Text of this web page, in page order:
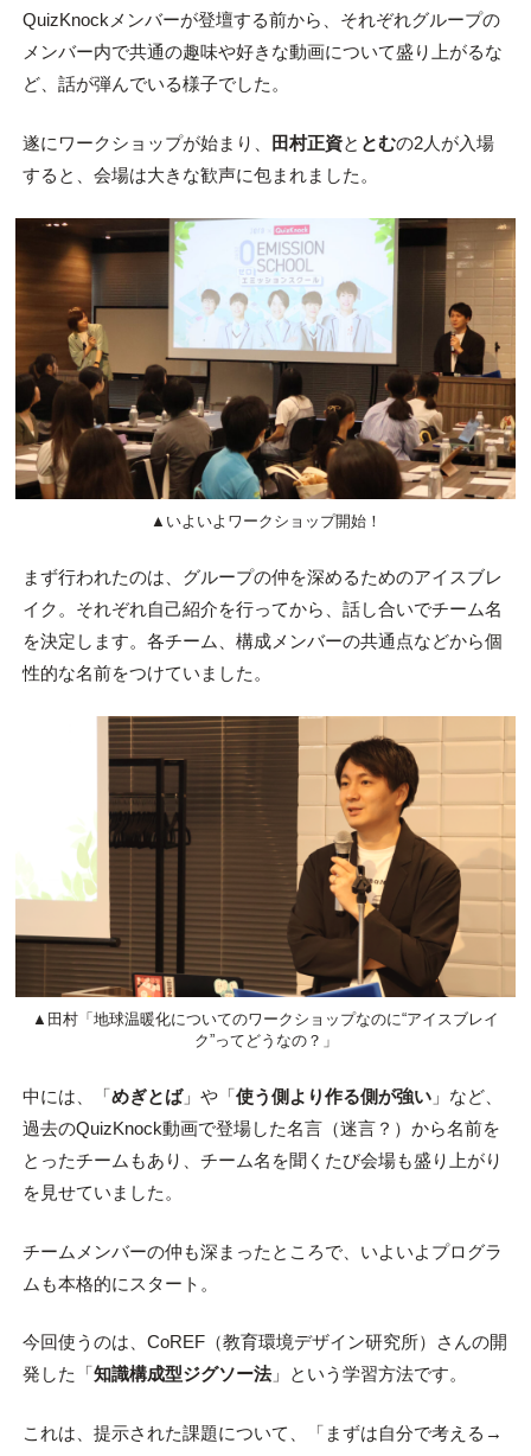
QuizKnockメンバーが登壇する前から、それぞれグループの
メンバー内で共通の趣味や好きな動画について盛り上がるな
ど、話が弾んでいる様子でした。
遂にワークショップが始まり、 田村正資と とむの2人が入場
すると、会場は大きな歓声に包まれました。
▲いよいよワークショップ開始！
まず行われたのは、グループの仲を深めるためのアイスブレ
イク。それぞれ自己紹介を行ってから、話し合いでチーム名
を決定します。各チーム、構成メンバーの共通点などから個
性的な名前をつけていました。
▲田村「地球温暖化についてのワークショップなのに“アイスブレイ
ク”ってどうなの？」
中には、「めぎとば」や「使う側より作る側が強い」など、
過去のQuizKnock動画で登場した名言（迷言？）から名前を
とったチームもあり、チーム名を聞くたび会場も盛り上がり
を見せていました。
チームメンバーの仲も深まったところで、いよいよプログラ
ムも本格的にスタート。
今回使うのは、CoREF（教育環境デザイン研究所）さんの開
発した「 知識構成型ジグソー法」という学習方法です。
これは、提示された課題について、「まずは自分で考える→